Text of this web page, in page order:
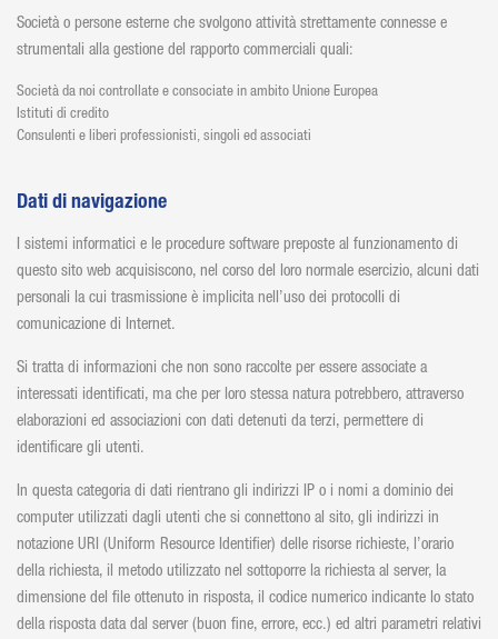
Società o persone esterne che svolgono attività strettamente connesse e
strumentali alla gestione del rapporto commerciali quali:
Società da noi controllate e consociate in ambito Unione Europea
Istituti di credito
Consulenti e liberi professionisti, singoli ed associati
Dati di navigazione
I sistemi informatici e le procedure software preposte al funzionamento di
questo sito web acquisiscono, nel corso del loro normale esercizio, alcuni dati
personali la cui trasmissione è implicita nell’uso dei protocolli di
comunicazione di Internet.
Si tratta di informazioni che non sono raccolte per essere associate a
interessati identificati, ma che per loro stessa natura potrebbero, attraverso
elaborazioni ed associazioni con dati detenuti da terzi, permettere di
identificare gli utenti.
In questa categoria di dati rientrano gli indirizzi IP o i nomi a dominio dei
computer utilizzati dagli utenti che si connettono al sito, gli indirizzi in
notazione URI (Uniform Resource Identifier) delle risorse richieste, l’orario
della richiesta, il metodo utilizzato nel sottoporre la richiesta al server, la
dimensione del file ottenuto in risposta, il codice numerico indicante lo stato
della risposta data dal server (buon fine, errore, ecc.) ed altri parametri relativi